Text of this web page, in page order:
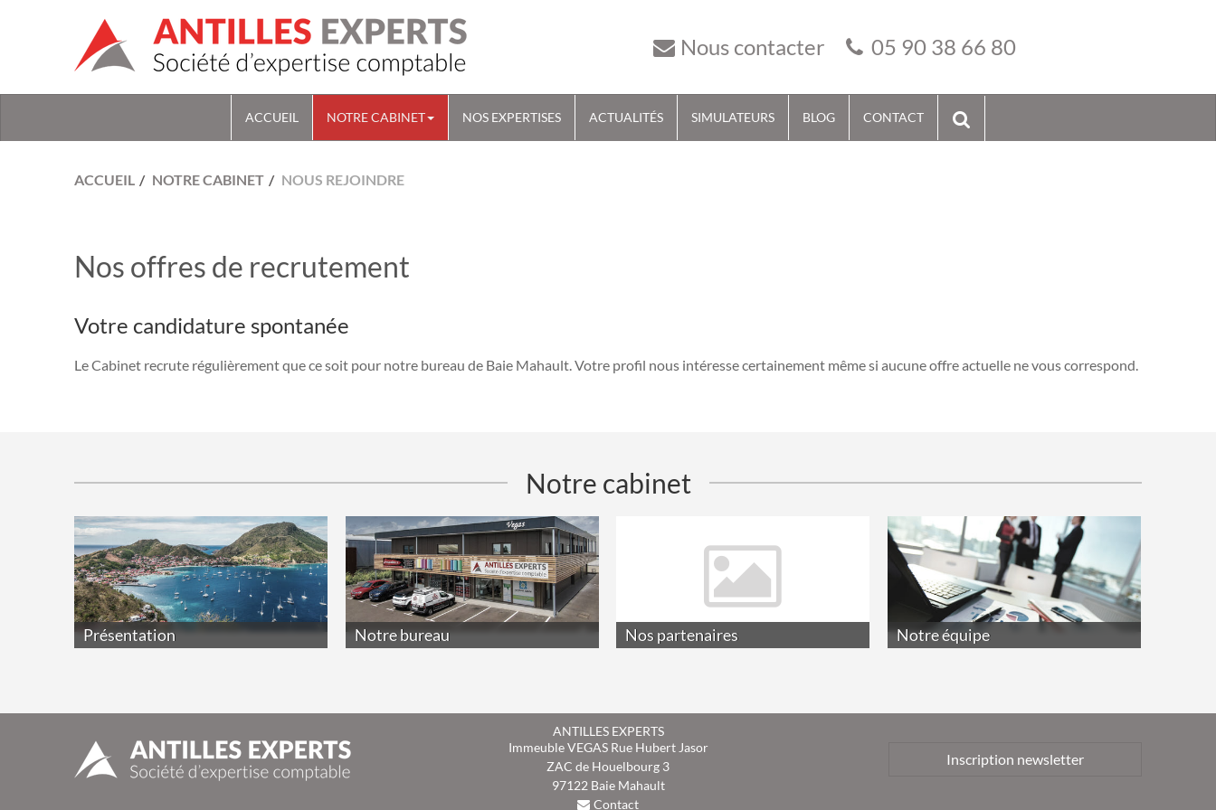
Nous contacter 05 90 38 66 80
ACCUEIL NOTRE CABINET NOS EXPERTISES ACTUALITÉS SIMULATEURS BLOG CONTACT
ACCUEIL NOTRE CABINET NOUS REJOINDRE
Nos offres de recrutement
Votre candidature spontanée
Le Cabinet recrute régulièrement que ce soit pour notre bureau de Baie Mahault. Votre profil nous intéresse certainement même si aucune offre actuelle ne vous correspond.
Notre cabinet
Présentation Notre bureau Nos partenaires Notre équipe
ANTILLES EXPERTS
Immeuble VEGAS Rue Hubert Jasor
ZAC de Houelbourg 3
97122 Baie Mahault
Contact
Inscription newsletter